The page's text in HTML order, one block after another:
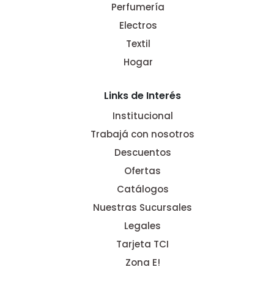
Perfumería
Electros
Textil
Hogar
Links de Interés
Institucional
Trabajá con nosotros
Descuentos
Ofertas
Catálogos
Nuestras Sucursales
Legales
Tarjeta TCI
Zona E!